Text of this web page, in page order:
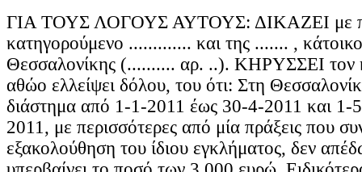
ΓΙΑ ΤΟΥΣ ΛΟΓΟΥΣ ΑΥΤΟΥΣ: ΔΙΚΑΖΕΙ με
κατηγορούμενο ............. και της ....... ,
Θεσσαλονίκης (.......... αρ. ..). ΚΗΡΥΣΣΕΙ τον
αθώο ελλείψει δόλου, του ότι: Στη
διάστημα από 1-1-2011 έως 30-4-2011 και
2011, με περισσότερες από μία πράξεις που
εξακολούθηση του ίδιου εγκλήματος, δεν